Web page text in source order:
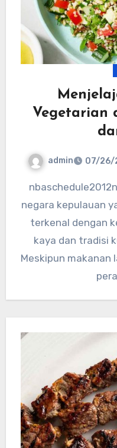
Vegetarian
admin 07/26/
nbaschedule2012now.net – Bahrain, sebuah
negara kepulauan
terkenal dengan
kaya dan tradisi
Meskipun makanan